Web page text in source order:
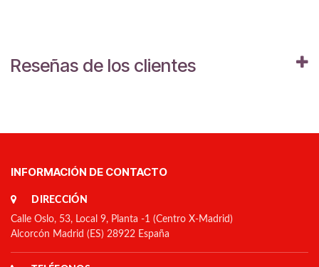
Reseñas de los clientes
INFORMACIÓN DE CONTACTO
DIRECCIÓN
Calle Oslo, 53, Local 9, Planta -1 (Centro X-Madrid)
Alcorcón Madrid (ES) 28922 España